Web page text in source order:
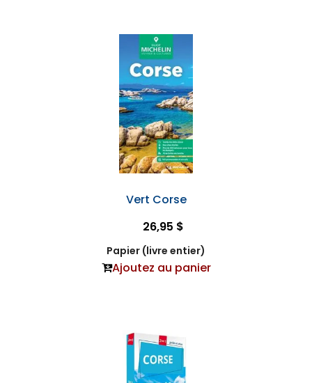
Vert Corse
26,95 $
Papier (livre entier)
Ajoutez au panier